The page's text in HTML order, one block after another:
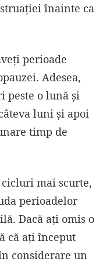
înainte ca
perioade
Adesea,
peste o lună și
luni și apoi
timp de
mai scurte,
perioadelor
Dacă ați omis o
că ați început
considerare un